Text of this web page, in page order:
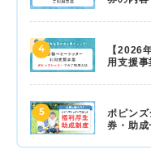
4
【2026
用支援
5
ポピン
券・助成